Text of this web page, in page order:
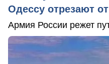
Одессу отрезают
Армия России режет